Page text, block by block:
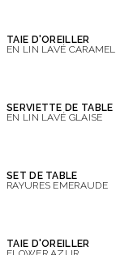
TAIE D'OREILLER
EN LIN LAVÉ CARAMEL
SERVIETTE DE TABLE
EN LIN LAVÉ GLAISE
SET DE TABLE
RAYURES EMERAUDE
TAIE D'OREILLER